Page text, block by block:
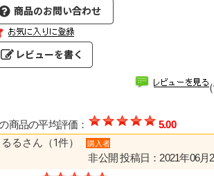
商品の平均評価： 5.00
るさん（1件） 購入者
非公開投稿日：2021年06月